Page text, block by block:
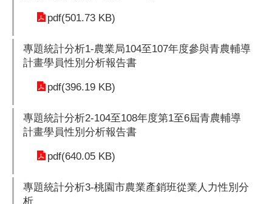
pdf(501.73 KB)
專題統計分析1-農業局104至107年度參與青農輔導
計畫學員性別分析報告書
pdf(396.19 KB)
專題統計分析2-104至108年度第1至6屆青農輔導
計畫學員性別分析報告書
pdf(640.05 KB)
專題統計分析3-桃園市農業產銷班從業人力性別分
析